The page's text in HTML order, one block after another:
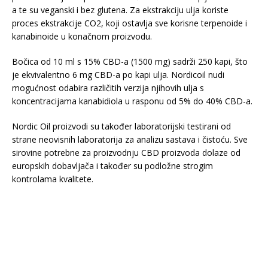
a te su veganski i bez glutena. Za ekstrakciju ulja koriste
proces ekstrakcije CO2, koji ostavlja sve korisne terpenoide i
kanabinoide u konačnom proizvodu.
Bočica od 10 ml s 15% CBD-a (1500 mg) sadrži 250 kapi, što
je ekvivalentno 6 mg CBD-a po kapi ulja. Nordicoil nudi
mogućnost odabira različitih verzija njihovih ulja s
koncentracijama kanabidiola u rasponu od 5% do 40% CBD-a.
Nordic Oil proizvodi su također laboratorijski testirani od
strane neovisnih laboratorija za analizu sastava i čistoću. Sve
sirovine potrebne za proizvodnju CBD proizvoda dolaze od
europskih dobavljača i također su podložne strogim
kontrolama kvalitete.